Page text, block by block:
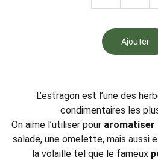
Ajouter
L’estragon est l’une des
condimentaires les
On aime l’utiliser pour aromatiser
salade, une omelette, mais aussi
la volaille tel que le fameux